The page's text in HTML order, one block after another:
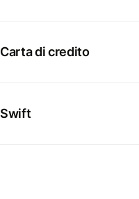
Carta di credito
Swift